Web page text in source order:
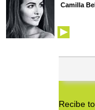
Camilla
Recibe